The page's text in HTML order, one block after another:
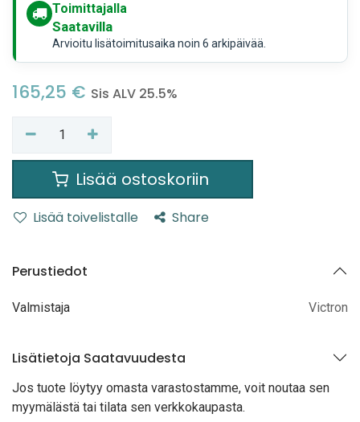
Toimittajalla
Saatavilla
Arvioitu lisätoimitusaika noin 6 arkipäivää.
165,25 € Sis ALV 25.5%
Lisää ostoskoriin
Lisää toivelistalle Share
Perustiedot
Valmistaja Victron
Lisätietoja Saatavuudesta
Jos tuote löytyy omasta varastostamme, voit noutaa sen
myymälästä tai tilata sen verkkokaupasta.